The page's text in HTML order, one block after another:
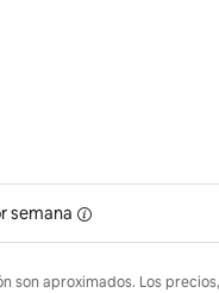
semana
son aproximados. Los